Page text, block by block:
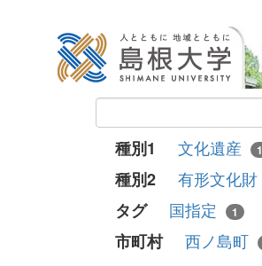
種別1 文化遺産 1
種別2 有形文化財
タグ 国指定 1
市町村 西ノ島町